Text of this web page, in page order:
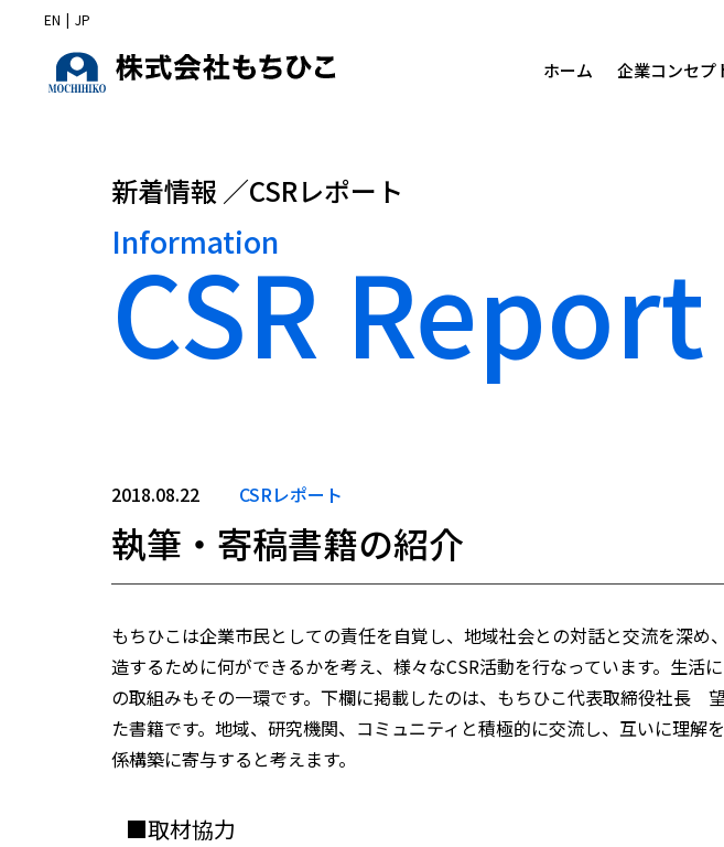
EN | JP
ホーム 企業コンセプ
新着情報 ／CSRレポート
Information
CSR Report
2018.08.22 CSRレポート
執筆・寄稿書籍の紹介
もちひこは企業市民としての責任を自覚し、地域社会との対話と交流を深め
造するために何ができるかを考え、様々なCSR活動を行なっています。生活
の取組みもその一環です。下欄に掲載したのは、もちひこ代表取締役社長
た書籍です。地域、研究機関、コミュニティと積極的に交流し、互いに理解
係構築に寄与すると考えます。
■取材協力